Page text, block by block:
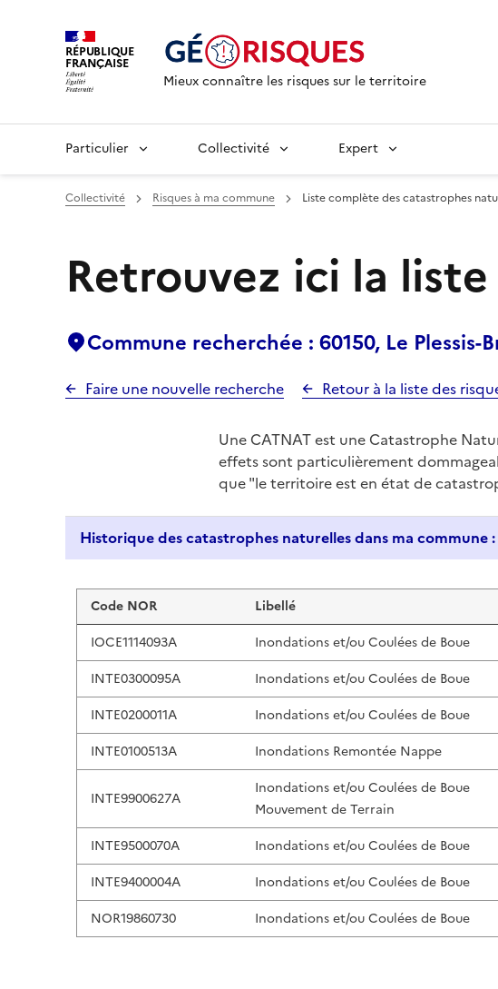
RÉPUBLIQUE
FRANÇAISE
Mieux connaître les risques sur le territoire
Particulier Collectivité Expert
Collectivité Risques à ma commune Liste complète des catastrophes
Retrouvez ici la
Commune recherchée : 60150, Le Plessis-
Faire une nouvelle recherche Retour à la liste des
Une CATNAT est une Catastrophe
effets sont particulièrement
que "le territoire est en état de
Liste de résultats
Code NOR Libellé
IOCE1114093A
Inondations et/ou Coulées de Boue
INTE0300095A
Inondations et/ou Coulées de Boue
INTE0200011A
Inondations et/ou Coulées de Boue
INTE0100513A
Inondations Remontée Nappe
INTE9900627A
Inondations et/ou Coulées de Boue
Mouvement de Terrain
INTE9500070A Inondations et/ou Coulées de Boue
INTE9400004A
Inondations et/ou Coulées de Boue
NOR19860730
Inondations et/ou Coulées de Boue